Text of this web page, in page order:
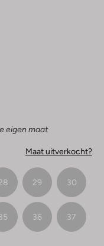
eigen maat
Maat uitverkocht?
29 30
36 37